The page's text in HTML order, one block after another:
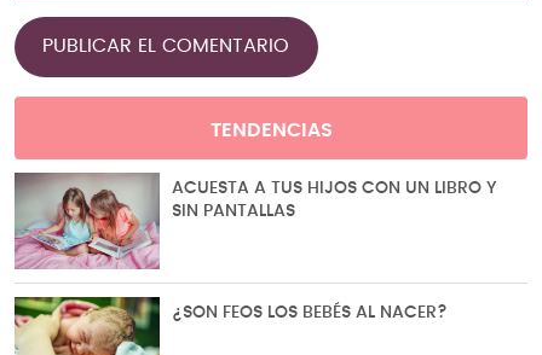
TENDENCIAS
ACUESTA A TUS HIJOS CON UN LIBRO Y
SIN PANTALLAS
¿SON FEOS LOS BEBÉS AL NACER?